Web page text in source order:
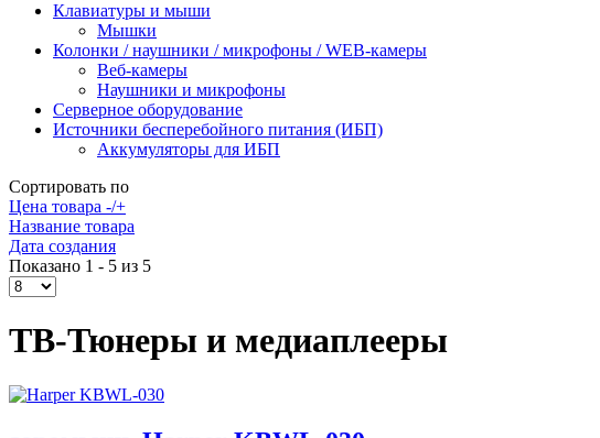
Клавиатуры и мыши
Мышки
Колонки / наушники / микрофоны / WEB-камеры
Веб-камеры
Наушники и микрофоны
Серверное оборудование
Источники бесперебойного питания (ИБП)
Аккумуляторы для ИБП
Сортировать по
Цена товара -/+
Название товара
Дата создания
Показано 1 - 5 из 5
ТВ-Тюнеры и медиаплееры